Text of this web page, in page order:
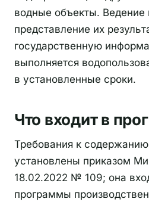
водные объекты. Ведение
представление их
государственную
выполняется
в установленные сроки.
Что входит в
Требования к
установлены приказом
18.02.2022 № 109; она
программы